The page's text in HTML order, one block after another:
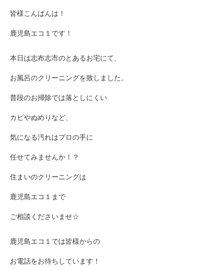
皆様こんばんは！
鹿児島エコ１です！
本日は志布志市のとあるお宅にて、
お風呂のクリーニングを致しました。
普段のお掃除では落としにくい
カビやぬめりなど、
気になる汚れはプロの手に
任せてみませんか！？
住まいのクリーニングは
鹿児島エコ１まで
ご相談くださいませ☆
鹿児島エコ１では皆様からの
お電話をお待ちしています！